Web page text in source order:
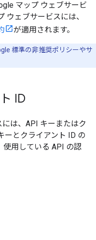
マップ ウェブサービ
ウェブサービスには、
が適用されます。
標準の非推奨ポリシーやサ
ID
は、API キーまたはク
ーとクライアント ID の
用している API の認